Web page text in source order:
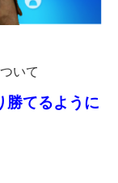
いて
勝てるように